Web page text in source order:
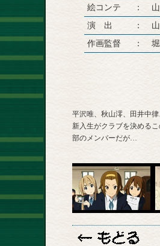
絵コンテ
：
演 出
：
作画監督
：
平沢唯、秋山澪、田井中
新入生がクラブを決める
部のメンバーだが…